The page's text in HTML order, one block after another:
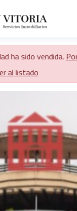
ha sido vendida.
al listado